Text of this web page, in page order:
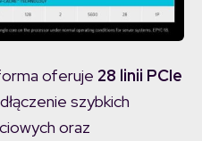
oferuje 28 linii PCIe
szybkich
oraz